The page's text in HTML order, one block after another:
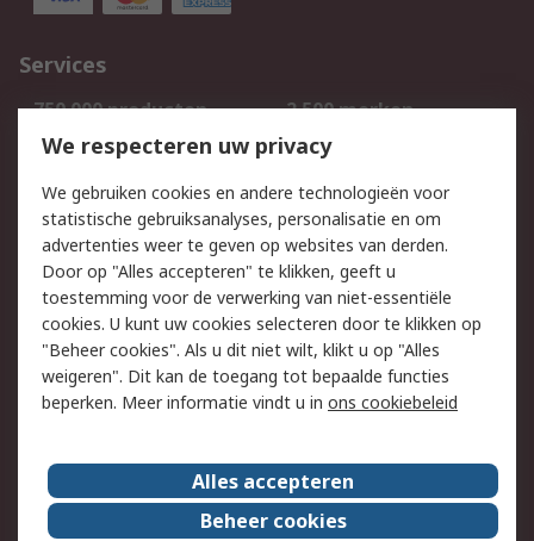
Services
750.000 producten
2.500 merken
Bestellen
Inkoopoplossingen
Track & Trace
Wettelijk
Cookiebeleid
Email veiligheid
Privacybeleid
Websitevoorwaarden
Algemene
verkoopvoorwaarden
Over RS
RS Group
Over ons
We respecteren uw privacy
We gebruiken cookies en andere technologieën voor
statistische gebruiksanalyses, personalisatie en om
advertenties weer te geven op websites van derden.
Door op "Alles accepteren" te klikken, geeft u
toestemming voor de verwerking van niet-essentiële
cookies. U kunt uw cookies selecteren door te klikken op
"Beheer cookies". Als u dit niet wilt, klikt u op "Alles
weigeren". Dit kan de toegang tot bepaalde functies
beperken. Meer informatie vindt u in ons cookiebeleid
Alles accepteren
Beheer cookies